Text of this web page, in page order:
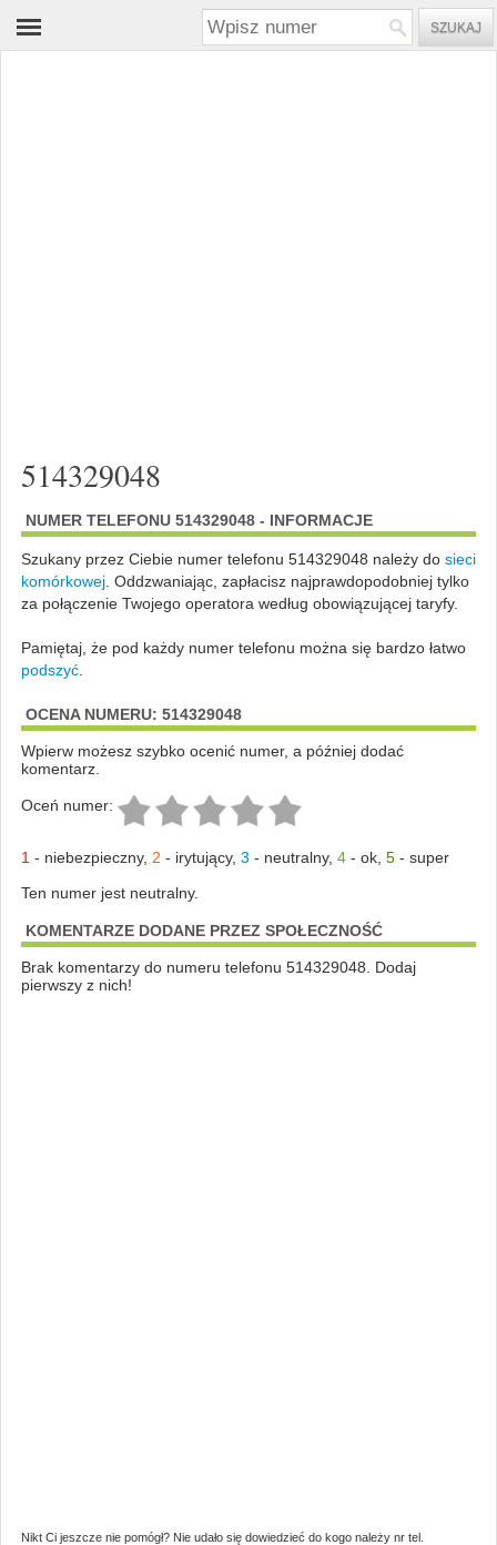
514329048
NUMER TELEFONU 514329048 - INFORMACJE
Szukany przez Ciebie numer telefonu 514329048 należy do sieci
komórkowej. Oddzwaniając, zapłacisz najprawdopodobniej tylko
za połączenie Twojego operatora według obowiązującej taryfy.
Pamiętaj, że pod każdy numer telefonu można się bardzo łatwo
podszyć.
OCENA NUMERU: 514329048
Wpierw możesz szybko ocenić numer, a później dodać
komentarz.
Oceń numer:
1 - niebezpieczny, 2 - irytujący, 3 - neutralny, 4- ok, 5- super
Ten numer jest neutralny.
KOMENTARZE DODANE PRZEZ SPOŁECZNOŚĆ
Brak komentarzy do numeru telefonu 514329048. Dodaj
pierwszy z nich!
Nikt Ci jeszcze nie pomógł? Nie udało się dowiedzieć do kogo należy nr tel.